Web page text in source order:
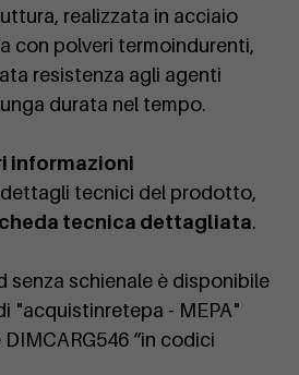
realizzata in acciaio
con polveri termoindurenti,
resistenza agli agenti
durata nel tempo.
informazioni
tecnici del prodotto,
tecnica dettagliata.
senza schienale è disponibile
"acquistinretepa - MEPA"
“in codici